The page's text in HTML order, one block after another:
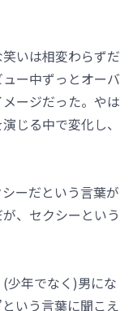
いは相変わらずだ
ー中ずっとオーバ
ージだった。やは
じる中で変化し、
ーだという言葉が
、セクシーという
少年でなく)男にな
いう言葉に聞こえ